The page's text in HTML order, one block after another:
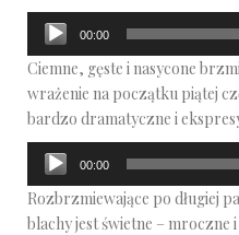
Odtwarzacz
plików
dźwiękowych
00:00
Ciemne, gęste i nasycone
wrażenie na początku piątej
bardzo dramatyczne i
Odtwarzacz
plików
dźwiękowych
00:00
Rozbrzmiewające po długiej
blachy jest świetne – mroczne